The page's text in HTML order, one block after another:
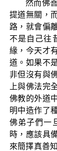
然而佛
提道無關，
路，就會偏
不是自己往
緣，今天才
道。如果不
非但沒有與
上與佛法完
佛教的外道
明中造作了
佛弟子們一
時，應該具
來簡擇真善